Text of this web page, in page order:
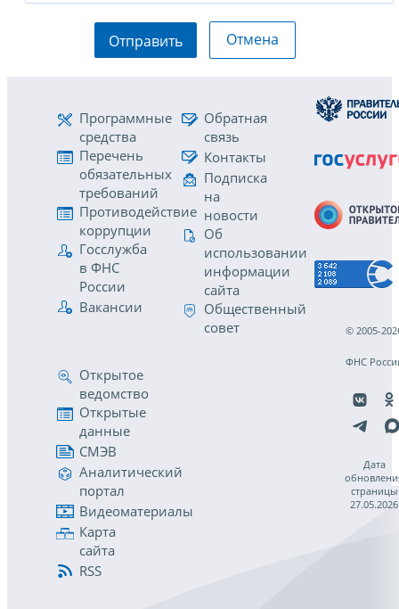
Отправить Отмена
Программные
средства
Перечень
обязательных
требований
Противодействие
коррупции
Госслужба
в ФНС
России
Вакансии
Обратная
связь
Контакты
Подписка
на
новости
Об
использовании
информации
сайта
Общественный
совет
Открытое
ведомство
Открытые
данные
СМЭВ
Аналитический
портал
Видеоматериалы
Карта
сайта
RSS
© 2005-
ФНС
Дата
страницы
27.05.2026